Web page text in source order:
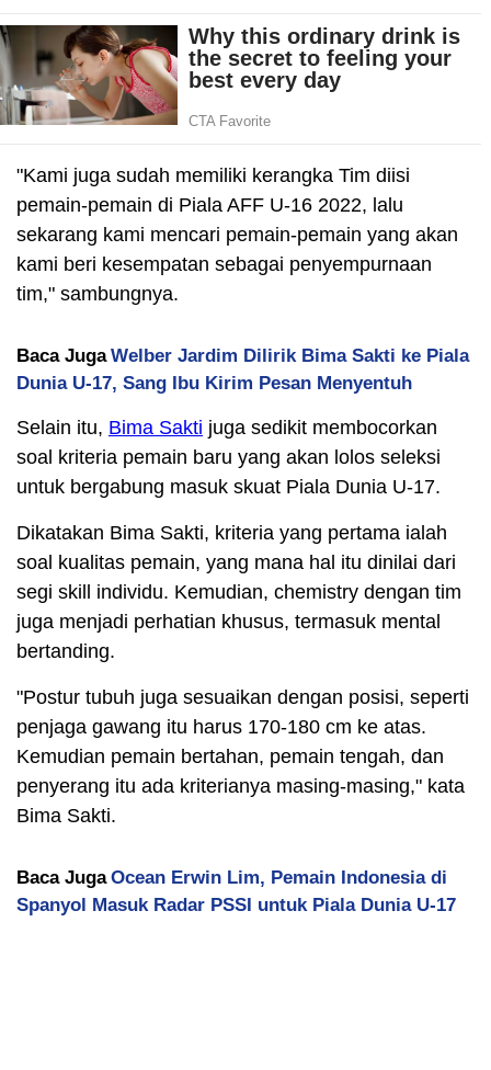
"Kami juga sudah memiliki kerangka Tim diisi
pemain-pemain di Piala AFF U-16 2022, lalu
sekarang kami mencari pemain-pemain yang akan
kami beri kesempatan sebagai penyempurnaan
tim," sambungnya.
Baca Juga Welber Jardim Dilirik Bima Sakti ke Piala
Dunia U-17, Sang Ibu Kirim Pesan Menyentuh
Selain itu, Bima Sakti juga sedikit membocorkan
soal kriteria pemain baru yang akan lolos seleksi
untuk bergabung masuk skuat Piala Dunia U-17.
Dikatakan Bima Sakti, kriteria yang pertama ialah
soal kualitas pemain, yang mana hal itu dinilai dari
segi skill individu. Kemudian, chemistry dengan tim
juga menjadi perhatian khusus, termasuk mental
bertanding.
"Postur tubuh juga sesuaikan dengan posisi, seperti
penjaga gawang itu harus 170-180 cm ke atas.
Kemudian pemain bertahan, pemain tengah, dan
penyerang itu ada kriterianya masing-masing," kata
Bima Sakti.
Baca Juga Ocean Erwin Lim, Pemain Indonesia di
Spanyol Masuk Radar PSSI untuk Piala Dunia U-17